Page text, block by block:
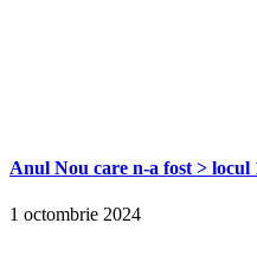
Anul Nou care n-a fost > locul
1 octombrie 2024